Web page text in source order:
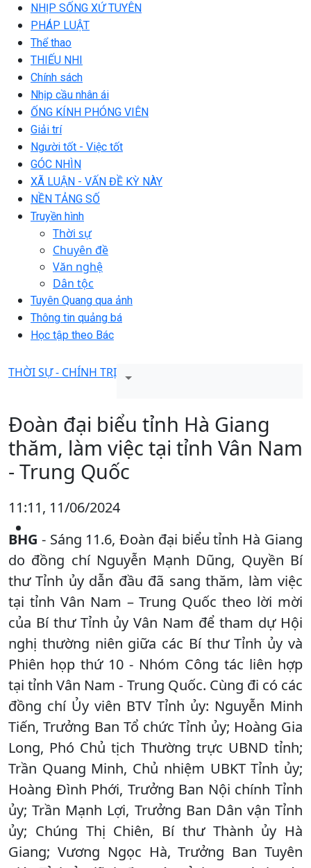
NHỊP SỐNG XỨ TUYÊN
PHÁP LUẬT
Thể thao
THIẾU NHI
Chính sách
Nhịp cầu nhân ái
ỐNG KÍNH PHÓNG VIÊN
Giải trí
Người tốt - Việc tốt
GÓC NHÌN
XÃ LUẬN - VẤN ĐỀ KỲ NÀY
NỀN TẢNG SỐ
Truyền hình
Thời sự
Chuyên đề
Văn nghệ
Dân tộc
Tuyên Quang qua ảnh
Thông tin quảng bá
Học tập theo Bác
THỜI SỰ - CHÍNH TRỊ
Đoàn đại biểu tỉnh Hà Giang
thăm, làm việc tại tỉnh Vân Nam
- Trung Quốc
11:11, 11/06/2024
BHG - Sáng 11.6, Đoàn đại biểu tỉnh Hà Giang
do đồng chí Nguyễn Mạnh Dũng, Quyền Bí
thư Tỉnh ủy dẫn đầu đã sang thăm, làm việc
tại tỉnh Vân Nam – Trung Quốc theo lời mời
của Bí thư Tỉnh ủy Vân Nam để tham dự Hội
nghị thường niên giữa các Bí thư Tỉnh ủy và
Phiên họp thứ 10 - Nhóm Công tác liên hợp
tại tỉnh Vân Nam - Trung Quốc. Cùng đi có các
đồng chí Ủy viên BTV Tỉnh ủy: Nguyễn Minh
Tiến, Trưởng Ban Tổ chức Tỉnh ủy; Hoàng Gia
Long, Phó Chủ tịch Thường trực UBND tỉnh;
Trần Quang Minh, Chủ nhiệm UBKT Tỉnh ủy;
Hoàng Đình Phới, Trưởng Ban Nội chính Tỉnh
ủy; Trần Mạnh Lợi, Trưởng Ban Dân vận Tỉnh
ủy; Chúng Thị Chiên, Bí thư Thành ủy Hà
Giang; Vương Ngọc Hà, Trưởng Ban Tuyên